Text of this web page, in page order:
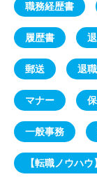
職務経歴書
履歴書
郵送 退職
マナー
一般事務
【転職ノウハ